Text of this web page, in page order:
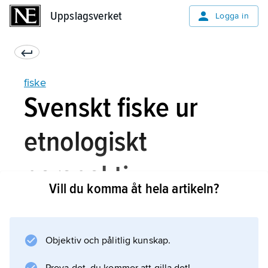
Uppslagsverket Logga in
fiske
Svenskt fiske ur
etnologiskt
perspektiv
Fisket har alltid utgjort en viktig näringskälla
såväl i Sverige som i övriga Norden med
Vill du komma åt hela artikeln?
Objektiv och pålitlig kunskap.